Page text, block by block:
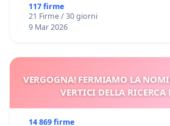
117 firme
21 Firme / 30 giorni
9 Mar 2026
VERGOGNA! FERMIAMO LA
VERTICI DELLA RICERCA
14 869 firme